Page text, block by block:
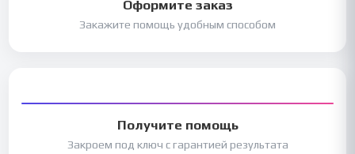
Оформите заказ
Закажите помощь удобным способом
Получите помощь
Закроем под ключ с гарантией результата